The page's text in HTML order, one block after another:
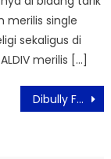
merilis single
sekaligus di
merilis […]
Dibully Fans Chika, Felika Hold Singel Barunya Denga Dimas